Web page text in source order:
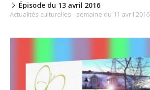
Épisode du 13 avril 2016
Actualités culturelles - semaine du 11 avril 2016